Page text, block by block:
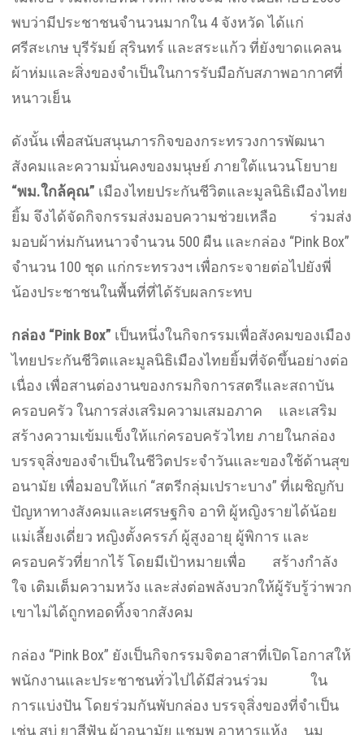
พบว่ามีประชาชนจำนวนมากใน 4 จังหวัด ได้แก่
ศรีสะเกษ บุรีรัมย์ สุรินทร์ และสระแก้ว ที่ยังขาดแคลน
ผ้าห่มและสิ่งของจำเป็นในการรับมือกับสภาพอากาศที่
หนาวเย็น
ดังนั้น เพื่อสนับสนุนภารกิจของกระทรวงการพัฒนา
สังคมและความมั่นคงของมนุษย์ ภายใต้แนวนโยบาย
“พม.ใกล้คุณ” เมืองไทยประกันชีวิตและมูลนิธิเมืองไทย
ยิ้ม จึงได้จัดกิจกรรมส่งมอบความช่วยเหลือ ร่วมส่ง
มอบผ้าห่มกันหนาวจำนวน 500 ผืน และกล่อง “Pink Box”
จำนวน 100 ชุด แก่กระทรวงฯ เพื่อกระจายต่อไปยังพี่
น้องประชาชนในพื้นที่ที่ได้รับผลกระทบ
กล่อง “Pink Box” เป็นหนึ่งในกิจกรรมเพื่อสังคมของเมือง
ไทยประกันชีวิตและมูลนิธิเมืองไทยยิ้มที่จัดขึ้นอย่างต่อ
เนื่อง เพื่อสานต่องานของกรมกิจการสตรีและสถาบัน
ครอบครัว ในการส่งเสริมความเสมอภาค และเสริม
สร้างความเข้มแข็งให้แก่ครอบครัวไทย ภายในกล่อง
บรรจุสิ่งของจำเป็นในชีวิตประจำวันและของใช้ด้านสุข
อนามัย เพื่อมอบให้แก่ “สตรีกลุ่มเปราะบาง” ที่เผชิญกับ
ปัญหาทางสังคมและเศรษฐกิจ อาทิ ผู้หญิงรายได้น้อย
แม่เลี้ยงเดี่ยว หญิงตั้งครรภ์ ผู้สูงอายุ ผู้พิการ และ
ครอบครัวที่ยากไร้ โดยมีเป้าหมายเพื่อ สร้างกำลัง
ใจ เติมเต็มความหวัง และส่งต่อพลังบวกให้ผู้รับรู้ว่าพวก
เขาไม่ได้ถูกทอดทิ้งจากสังคม
กล่อง “Pink Box” ยังเป็นกิจกรรมจิตอาสาที่เปิดโอกาสให้
พนักงานและประชาชนทั่วไปได้มีส่วนร่วม ใน
การแบ่งปัน โดยร่วมกันพับกล่อง บรรจุสิ่งของที่จำเป็น
เช่น สบู่ ยาสีฟัน ผ้าอนามัย แชมพู อาหารแห้ง นม